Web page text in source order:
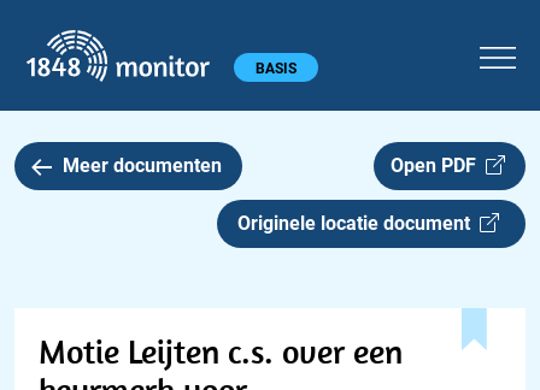
Hoofdmenu BASIS
Meer documenten Open PDF
Originele locatie document
Motie Leijten c.s. over een